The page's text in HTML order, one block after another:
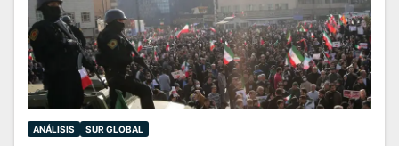
ANÁLISIS SUR GLOBAL